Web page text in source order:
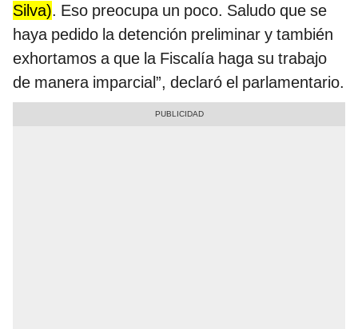
Silva). Eso preocupa un poco. Saludo que se
haya pedido la detención preliminar y también
exhortamos a que la Fiscalía haga su trabajo
de manera imparcial”, declaró el parlamentario.